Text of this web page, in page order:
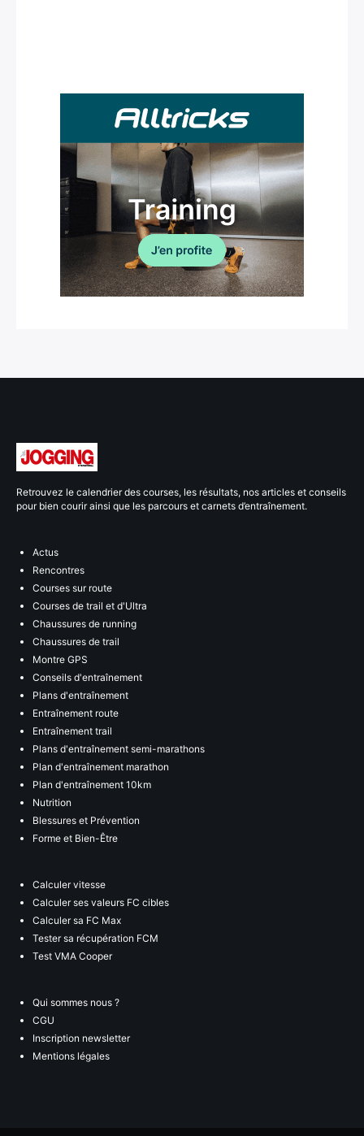
Retrouvez le calendrier des courses, les résultats, nos articles et conseils
pour bien courir ainsi que les parcours et carnets d’entraînement.
Actus
Rencontres
Courses sur route
Courses de trail et d'Ultra
Chaussures de running
Chaussures de trail
Montre GPS
Conseils d'entraînement
Plans d'entraînement
Entraînement route
Entraînement trail
Plans d'entraînement semi-marathons
Plan d'entraînement marathon
Plan d'entraînement 10km
Nutrition
Blessures et Prévention
Forme et Bien-Être
Calculer vitesse
Calculer ses valeurs FC cibles
Calculer sa FC Max
Tester sa récupération FCM
Test VMA Cooper
Qui sommes nous ?
CGU
Inscription newsletter
Mentions légales